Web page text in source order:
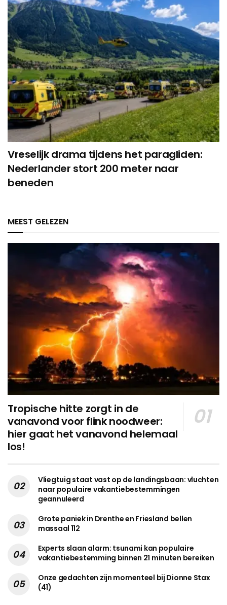
Vreselijk drama tijdens het paragliden:
Nederlander stort 200 meter naar
beneden
MEEST GELEZEN
Tropische hitte zorgt in de
vanavond voor flink noodweer:
hier gaat het vanavond helemaal
los!
Vliegtuig staat vast op de landingsbaan: vluchten
naar populaire vakantiebestemmingen
geannuleerd
Grote paniek in Drenthe en Friesland bellen
massaal 112
Experts slaan alarm: tsunami kan populaire
vakantiebestemming binnen 21 minuten bereiken
Onze gedachten zijn momenteel bij Dionne Stax
(41)